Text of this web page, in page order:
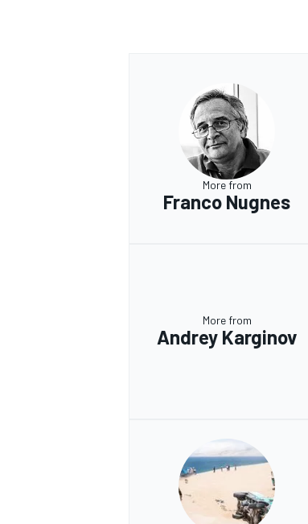
More from
Franco Nugnes
More from
Andrey Karginov